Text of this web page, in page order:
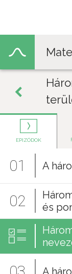
EPIZÓDOK
01 A
02
és
A